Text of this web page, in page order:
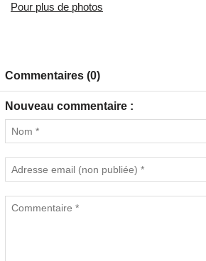
Pour plus de photos
Commentaires (0)
Nouveau commentaire :